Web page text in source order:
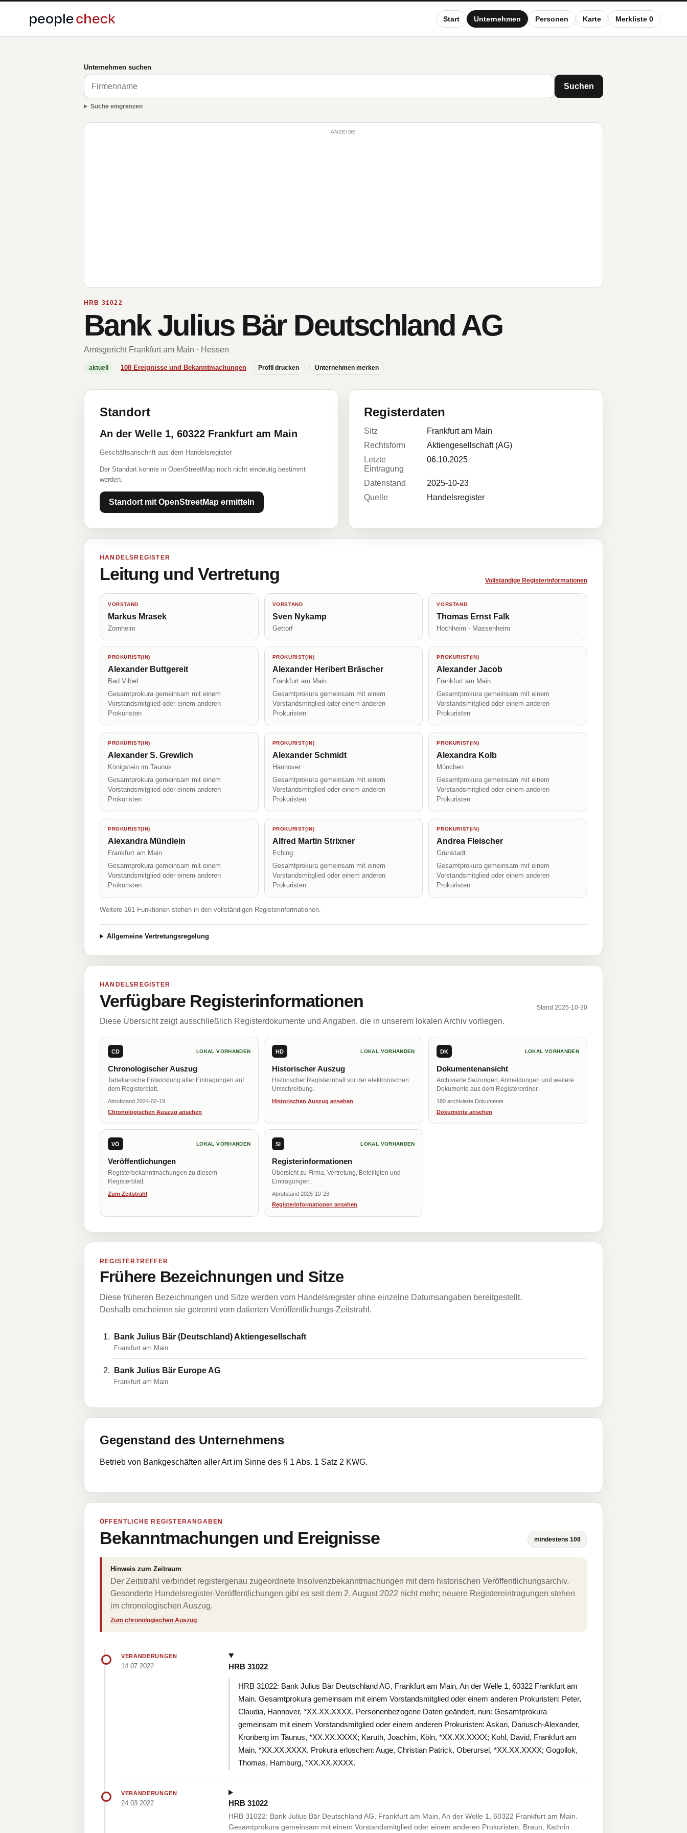
Start Unternehmen Personen Karte Merkliste 0
Unternehmen suchen
Suchen
Suche eingrenzen
ANZEIGE
HRB 31022
Bank Julius Bär Deutschland AG
Amtsgericht Frankfurt am Main · Hessen
aktuell 108 Ereignisse und Bekanntmachungen Profil drucken Unternehmen merken
Standort
An der Welle 1, 60322 Frankfurt am Main
Geschäftsanschrift aus dem Handelsregister
Der Standort konnte in OpenStreetMap noch nicht eindeutig bestimmt
werden.
Standort mit OpenStreetMap ermitteln
Registerdaten
Sitz
Frankfurt am Main
Rechtsform
Aktiengesellschaft (AG)
Letzte
Eintragung
06.10.2025
Datenstand
2025-10-23
Quelle
Handelsregister
HANDELSREGISTER
Leitung und Vertretung Vollständige Registerinformationen
VORSTAND
Markus Mrasek
Zornheim
VORSTAND
Sven Nykamp
Gettorf
VORSTAND
Thomas Ernst Falk
Hochheim - Massenheim
PROKURIST(IN)
Alexander Buttgereit
Bad Vilbel
Gesamtprokura gemeinsam mit einem
Vorstandsmitglied oder einem anderen
Prokuristen
PROKURIST(IN)
Alexander Heribert Bräscher
Frankfurt am Main
Gesamtprokura gemeinsam mit einem
Vorstandsmitglied oder einem anderen
Prokuristen
PROKURIST(IN)
Alexander Jacob
Frankfurt am Main
Gesamtprokura gemeinsam mit einem
Vorstandsmitglied oder einem anderen
Prokuristen
PROKURIST(IN)
Alexander S. Grewlich
Königstein im Taunus
Gesamtprokura gemeinsam mit einem
Vorstandsmitglied oder einem anderen
Prokuristen
PROKURIST(IN)
Alexander Schmidt
Hannover
Gesamtprokura gemeinsam mit einem
Vorstandsmitglied oder einem anderen
Prokuristen
PROKURIST(IN)
Alexandra Kolb
München
Gesamtprokura gemeinsam mit einem
Vorstandsmitglied oder einem anderen
Prokuristen
PROKURIST(IN)
Alexandra Mündlein
Frankfurt am Main
Gesamtprokura gemeinsam mit einem
Vorstandsmitglied oder einem anderen
Prokuristen
PROKURIST(IN)
Alfred Martin Strixner
Eching
Gesamtprokura gemeinsam mit einem
Vorstandsmitglied oder einem anderen
Prokuristen
PROKURIST(IN)
Andrea Fleischer
Grünstadt
Gesamtprokura gemeinsam mit einem
Vorstandsmitglied oder einem anderen
Prokuristen
Weitere 161 Funktionen stehen in den vollständigen Registerinformationen.
Allgemeine Vertretungsregelung
HANDELSREGISTER
Verfügbare Registerinformationen Stand 2025-10-30
Diese Übersicht zeigt ausschließlich Registerdokumente und Angaben, die in unserem lokalen Archiv vorliegen.
CD LOKAL VORHANDEN
Chronologischer Auszug
Tabellarische Entwicklung aller Eintragungen auf
dem Registerblatt.
Abrufstand 2024-02-19
Chronologischen Auszug ansehen
HD LOKAL VORHANDEN
Historischer Auszug
Historischer Registerinhalt vor der elektronischen
Umschreibung.
Historischen Auszug ansehen
DK LOKAL VORHANDEN
Dokumentenansicht
Archivierte Satzungen, Anmeldungen und weitere
Dokumente aus dem Registerordner.
180 archivierte Dokumente
Dokumente ansehen
VÖ LOKAL VORHANDEN
Veröffentlichungen
Registerbekanntmachungen zu diesem
Registerblatt.
Zum Zeitstrahl
SI LOKAL VORHANDEN
Registerinformationen
Übersicht zu Firma, Vertretung, Beteiligten und
Eintragungen.
Abrufstand 2025-10-23
Registerinformationen ansehen
REGISTERTREFFER
Frühere Bezeichnungen und Sitze
Diese früheren Bezeichnungen und Sitze werden vom Handelsregister ohne einzelne Datumsangaben bereitgestellt.
Deshalb erscheinen sie getrennt vom datierten Veröffentlichungs-Zeitstrahl.
Bank Julius Bär (Deutschland) Aktiengesellschaft
Frankfurt am Main
Bank Julius Bär Europe AG
Frankfurt am Main
Gegenstand des Unternehmens
Betrieb von Bankgeschäften aller Art im Sinne des § 1 Abs. 1 Satz 2 KWG.
ÖFFENTLICHE REGISTERANGABEN
Bekanntmachungen und Ereignisse mindestens 108
Hinweis zum Zeitraum
Der Zeitstrahl verbindet registergenau zugeordnete Insolvenzbekanntmachungen mit dem historischen Veröffentlichungsarchiv.
Gesonderte Handelsregister-Veröffentlichungen gibt es seit dem 2. August 2022 nicht mehr; neuere Registereintragungen stehen
im chronologischen Auszug.
Zum chronologischen Auszug
VERÄNDERUNGEN
14.07.2022 HRB 31022
HRB 31022: Bank Julius Bär Deutschland AG, Frankfurt am Main, An der Welle 1, 60322 Frankfurt am
Main. Gesamtprokura gemeinsam mit einem Vorstandsmitglied oder einem anderen Prokuristen: Peter,
Claudia, Hannover, *XX.XX.XXXX. Personenbezogene Daten geändert, nun: Gesamtprokura
gemeinsam mit einem Vorstandsmitglied oder einem anderen Prokuristen: Askari, Dariusch-Alexander,
Kronberg im Taunus, *XX.XX.XXXX; Karuth, Joachim, Köln, *XX.XX.XXXX; Kohl, David, Frankfurt am
Main, *XX.XX.XXXX. Prokura erloschen: Auge, Christian Patrick, Oberursel, *XX.XX.XXXX; Gogollok,
Thomas, Hamburg, *XX.XX.XXXX.
VERÄNDERUNGEN
24.03.2022 HRB 31022
HRB 31022: Bank Julius Bär Deutschland AG, Frankfurt am Main, An der Welle 1, 60322 Frankfurt am Main.
Gesamtprokura gemeinsam mit einem Vorstandsmitglied oder einem anderen Prokuristen: Braun, Kathrin